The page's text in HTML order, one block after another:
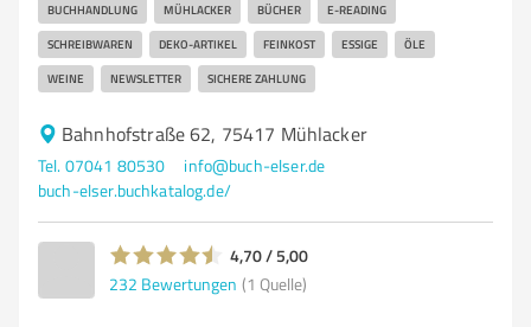
BUCHHANDLUNG MÜHLACKER BÜCHER E-READING
SCHREIBWAREN DEKO-ARTIKEL FEINKOST ESSIGE ÖLE
WEINE NEWSLETTER SICHERE ZAHLUNG
Bahnhofstraße 62, 75417 Mühlacker
Tel. 07041 80530
info@buch-elser.de
buch-elser.buchkatalog.de/
4,70 / 5,00
232 Bewertungen (1 Quelle)